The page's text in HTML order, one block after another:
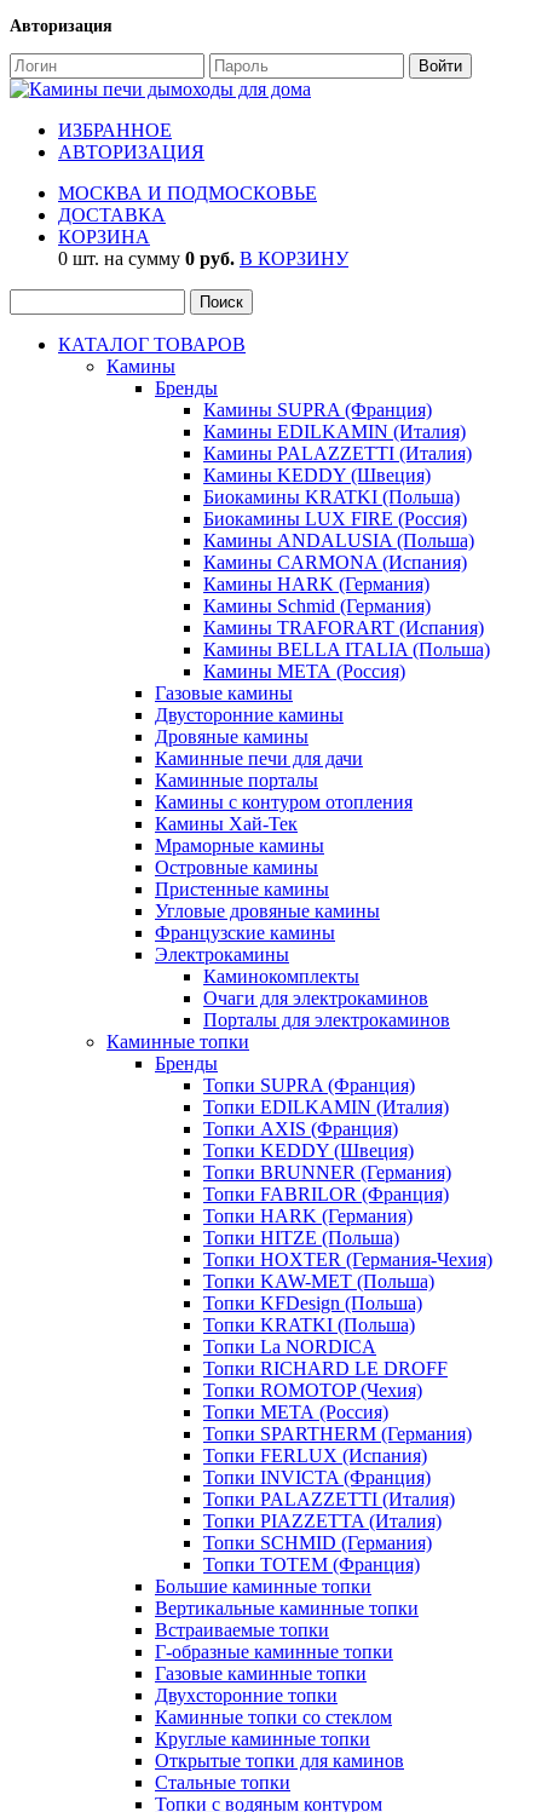
Авторизация
ИЗБРАННОЕ
АВТОРИЗАЦИЯ
МОСКВА И ПОДМОСКОВЬЕ
ДОСТАВКА
КОРЗИНА
0 шт. на сумму 0 руб. В КОРЗИНУ
КАТАЛОГ ТОВАРОВ
Камины
Бренды
Камины SUPRA (Франция)
Камины EDILKAMIN (Италия)
Камины PALAZZETTI (Италия)
Камины KEDDY (Швеция)
Биокамины KRATKI (Польша)
Биокамины LUX FIRE (Россия)
Камины ANDALUSIA (Польша)
Камины CARMONA (Испания)
Камины HARK (Германия)
Камины Schmid (Германия)
Камины TRAFORART (Испания)
Камины BELLA ITALIA (Польша)
Камины МЕТА (Россия)
Газовые камины
Двусторонние камины
Дровяные камины
Каминные печи для дачи
Каминные порталы
Камины с контуром отопления
Камины Хай-Тек
Мраморные камины
Островные камины
Пристенные камины
Угловые дровяные камины
Французские камины
Электрокамины
Каминокомплекты
Очаги для электрокаминов
Порталы для электрокаминов
Каминные топки
Бренды
Топки SUPRA (Франция)
Топки EDILKAMIN (Италия)
Топки AXIS (Франция)
Топки KEDDY (Швеция)
Топки BRUNNER (Германия)
Топки FABRILOR (Франция)
Топки HARK (Германия)
Топки HITZE (Польша)
Топки HOXTER (Германия-Чехия)
Топки KAW-MET (Польша)
Топки KFDesign (Польша)
Топки KRATKI (Польша)
Топки La NORDICA
Топки RICHARD LE DROFF
Топки ROMOTOP (Чехия)
Топки МЕТА (Россия)
Топки SPARTHERM (Германия)
Топки FERLUX (Испания)
Топки INVICTA (Франция)
Топки PALAZZETTI (Италия)
Топки PIAZZETTA (Италия)
Топки SCHMID (Германия)
Топки TOTEM (Франция)
Большие каминные топки
Вертикальные каминные топки
Встраиваемые топки
Г-образные каминные топки
Газовые каминные топки
Двухсторонние топки
Каминные топки со стеклом
Круглые каминные топки
Открытые топки для каминов
Стальные топки
Топки с водяным контуром